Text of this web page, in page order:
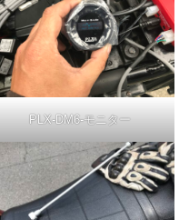
PLX-DM6-モニター